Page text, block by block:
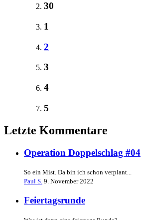
30
1
2
3
4
5
Letzte Kommentare
Operation Doppelschlag #04
So ein Mist. Da bin ich schon verplant...
Paul S. 9. November 2022
Feiertagsrunde